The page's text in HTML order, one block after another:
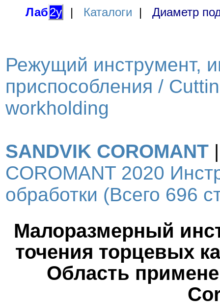
Лаб2у | Каталоги | Диаметр
Режущий инструмент,
приспособления /
workholding
SANDVIK COROMANT
COROMANT 2020
обработки (Всего 696
Малоразмерный
точения торцевых
Область